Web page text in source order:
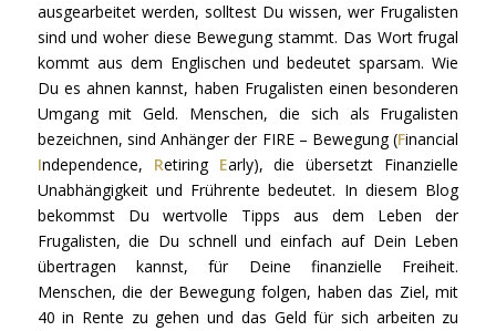
ausgearbeitet werden, solltest Du wissen, wer Frugalisten
sind und woher diese Bewegung stammt. Das Wortfrugal
kommt aus dem Englischen und bedeutet sparsam. Wie
Du es ahnen kannst, haben Frugalisten einen besonderen
Umgang mit Geld. Menschen, die sich als Frugalisten
bezeichnen, sind Anhänger der FIRE – Bewegung (Financial
Independence, Retiring Early), die übersetzt Finanzielle
Unabhängigkeit und Frührente bedeutet. In diesem Blog
bekommst Du wertvolle Tipps aus dem Leben der
Frugalisten, die Du schnell und einfach auf Dein Leben
übertragen kannst, für Deine finanzielle Freiheit.
Menschen, die der Bewegung folgen, haben das Ziel, mit
40 in Rente zu gehen und das Geld für sich arbeiten zu